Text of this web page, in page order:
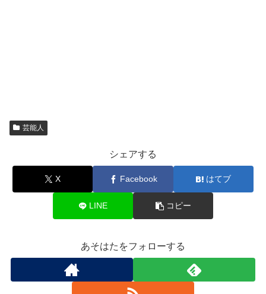
芸能人
シェアする
X Facebook はてブ
LINE コピー
あそはたをフォローする